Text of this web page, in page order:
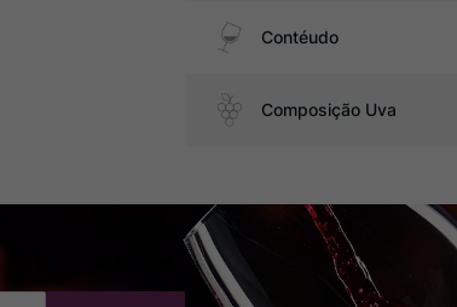
Contéudo
Composição Uva